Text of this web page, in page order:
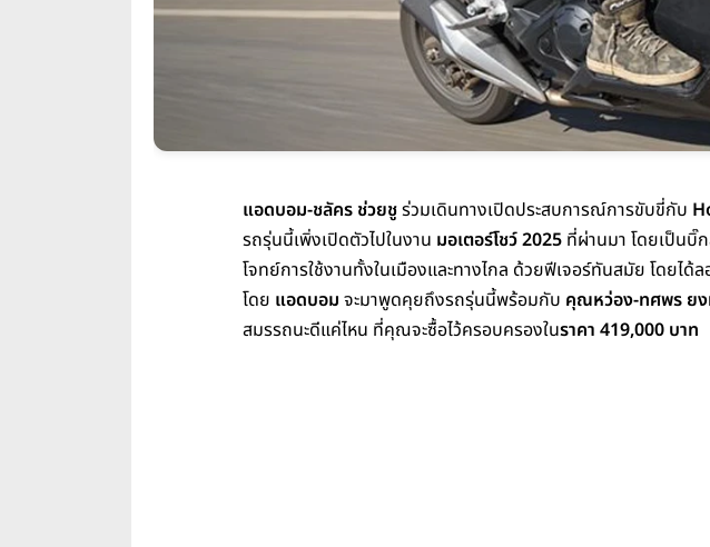
แอดบอม-ชลัคร ช่วยชูร่วมเดินทางเปิดประสบการณ์การขับขี่กับ
รถรุ่นนี้เพิ่งเปิดตัวไปในงาน มอเตอร์โชว์ 2025 ที่ผ่านมา โดยเป็นบิ๊
โจทย์การใช้งานทั้งในเมืองและทางไกล ด้วยฟีเจอร์ทันสมัย โดย
โดย แอดบอม จะมาพูดคุยถึงรถรุ่นนี้พร้อมกับ คุณหว่อง-ทศพร ยง
สมรรถนะดีแค่ไหน ที่คุณจะซื้อไว้ครอบครองในราคา 419,000 บาท